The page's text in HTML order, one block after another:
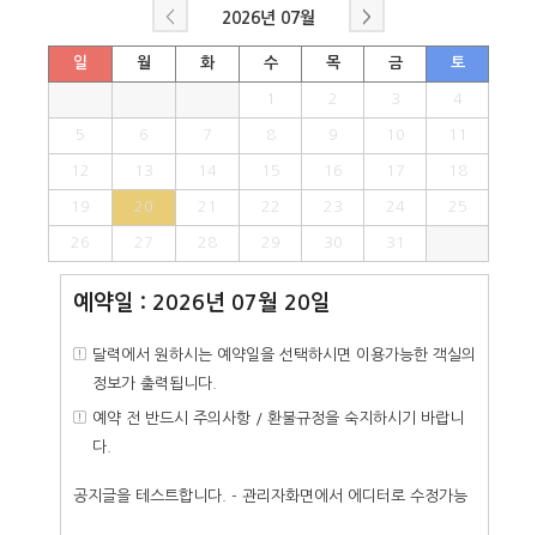
< 2026년 07월 >
일 월 화 수 목 금 토
1 2 3 4
5 6 7 8 9 10 11
12 13 14 15 16 17 18
19 20 21 22 23 24 25
26 27 28 29 30 31
예약일 : 2026년 07월 20일
달력에서 원하시는 예약일을 선택하시면 이용가능한 객실의
정보가 출력됩니다.
예약 전 반드시 주의사항 / 환불규정을 숙지하시기 바랍니
다.
공지글을 테스트합니다. - 관리자화면에서 에디터로 수정가능